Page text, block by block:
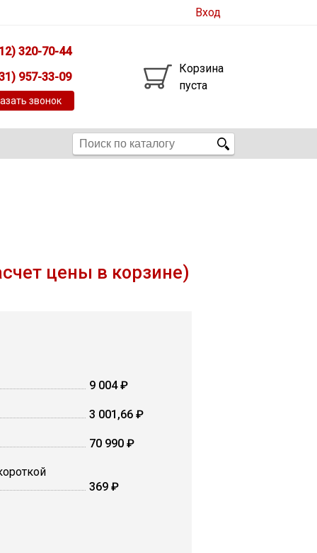
Вход
320-70-44
957-33-09
звонок
Корзина
пуста
цены в корзине)
9 004 ₽
3 001,66 ₽
70 990 ₽
369 ₽